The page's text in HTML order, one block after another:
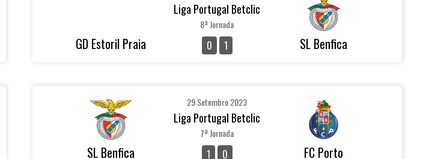
GD Estoril Praia
Liga Portugal Betclic
8ª Jornada
0 1 SL Benfica
SL Benfica
29 Setembro 2023
Liga Portugal Betclic
7ª Jornada
1 0 FC Porto